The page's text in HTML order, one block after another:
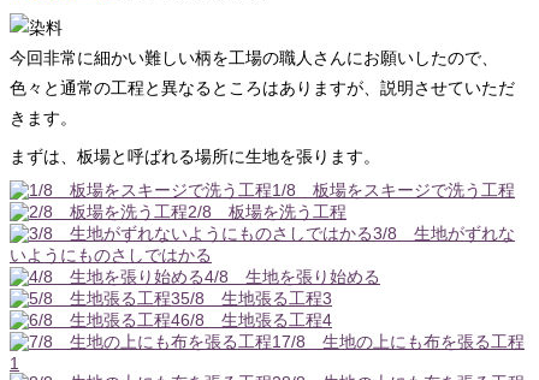
今回非常に細かい難しい柄を工場の職人さんにお願いしたので、
色々と通常の工程と異なるところはありますが、説明させていただ
きます。
まずは、板場と呼ばれる場所に生地を張ります。
1/8 板場をスキージで洗う工程
2/8 板場を洗う工程
3/8 生地がずれな
いようにものさしではかる
4/8 生地を張り始める
5/8 生地張る工程3
6/8 生地張る工程4
7/8 生地の上にも布を張る工程
1